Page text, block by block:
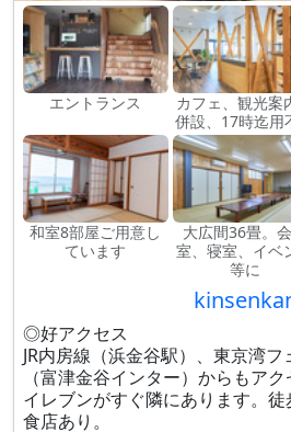
エントランス
カフェ、観光案
併設、17時迄用
和室8部屋ご用意し
ています
大広間36畳。
室、寝室、イベ
等に
◎好アクセス
JR内房線（浜金谷駅）、東京湾
（富津金谷インター）からもア
イレブンがすぐ隣にあります。
食店あり。